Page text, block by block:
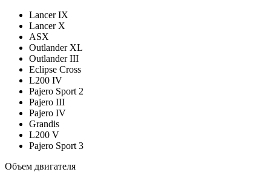
Lancer IX
Lancer X
ASX
Outlander XL
Outlander III
Eclipse Cross
L200 IV
Pajero Sport 2
Pajero III
Pajero IV
Grandis
L200 V
Pajero Sport 3
Объем двигателя